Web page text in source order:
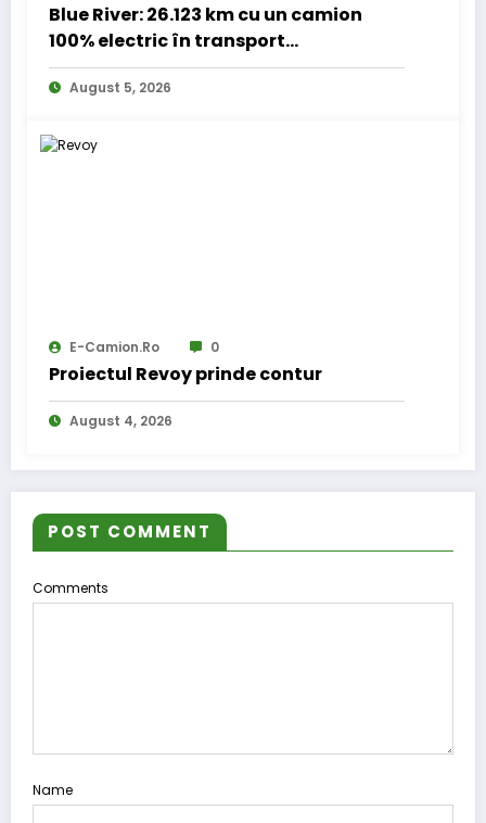
Blue River: 26.123 km cu un camion
100% electric în transport
internațional
August 5, 2026
E-Camion.ro 0
Proiectul Revoy prinde contur
August 4, 2026
POST COMMENT
Comments
Name